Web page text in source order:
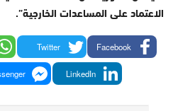
الاعتماد على المساعدات الخارجية”.
Facebook
Twitter
LinkedIn